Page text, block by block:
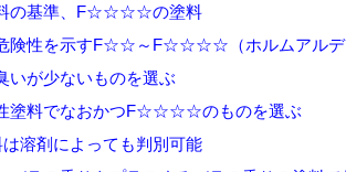
の基準、F☆☆☆☆の塗料
性を示すF☆☆～F☆☆☆☆（ホルムアルデ
が少ないものを選ぶ
料でなおかつF☆☆☆☆のものを選ぶ
剤によっても判別可能